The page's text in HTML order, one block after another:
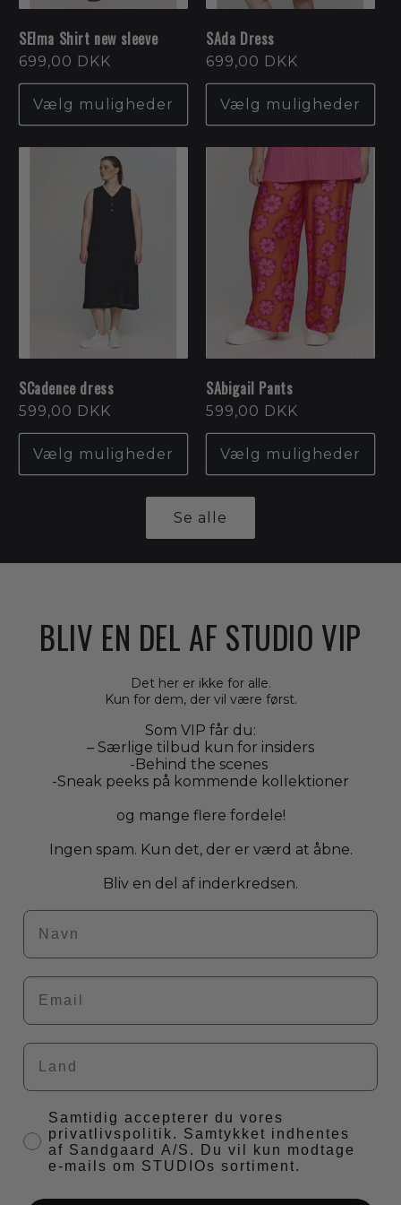
SElma Shirt new sleeve
Normalpris
699,00 DKK
Vælg muligheder
SAda Dress
Normalpris
699,00 DKK
Vælg muligheder
SCadence dress
Normalpris
599,00 DKK
Vælg muligheder
SAbigail Pants
Normalpris
599,00 DKK
Vælg muligheder
Se alle
BLIV EN DEL AF STUDIO VIP
Det her er ikke for alle.
Kun for dem, der vil være først.
Som VIP får du:
– Særlige tilbud kun for insiders
-Behind the scenes
-Sneak peeks på kommende kollektioner
og mange flere fordele!
Ingen spam. Kun det, der er værd at åbne.
Bliv en del af inderkredsen.
NAvn
Email
Country
I consent to receiving offers and news from
Samtidig accepterer du vores
privatlivspolitik. Samtykket indhentes
af Sandgaard A/S. Du vil kun modtage
e-mails om STUDIOs sortiment.